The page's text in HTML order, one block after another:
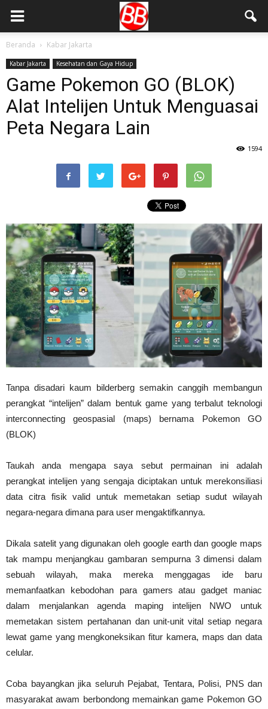
Beranda Kabar Jakarta
Kabar Jakarta Kesehatan dan Gaya Hidup
Game Pokemon GO (BLOK)
Alat Intelijen Untuk Menguasai
Peta Negara Lain
1594
Tanpa disadari kaum bilderberg semakin canggih membangun
perangkat “intelijen” dalam bentuk game yang terbalut teknologi
interconnecting geospasial (maps) bernama Pokemon GO
(BLOK)
Taukah anda mengapa saya sebut permainan ini adalah
perangkat intelijen yang sengaja diciptakan untuk merekonsiliasi
data citra fisik valid untuk memetakan setiap sudut wilayah
negara-negara dimana para user mengaktifkannya.
Dikala satelit yang digunakan oleh google earth dan google maps
tak mampu menjangkau gambaran sempurna 3 dimensi dalam
sebuah wilayah, maka mereka menggagas ide baru
memanfaatkan kebodohan para gamers atau gadget maniac
dalam menjalankan agenda maping intelijen NWO untuk
memetakan sistem pertahanan dan unit-unit vital setiap negara
lewat game yang mengkoneksikan fitur kamera, maps dan data
celular.
Coba bayangkan jika seluruh Pejabat, Tentara, Polisi, PNS dan
masyarakat awam berbondong memainkan game Pokemon GO